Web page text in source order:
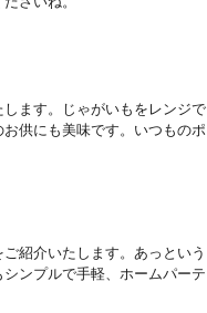
ます。じゃがいもをレンジで
供にも美味です。いつものポ
紹介いたします。あっという
ンプルで手軽、ホームパーテ